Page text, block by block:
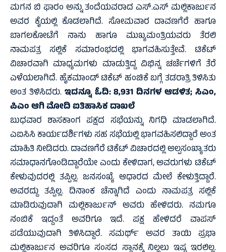
ಮಗನ ಬಿ ಫಾರಂ ಅನ್ನು ತಂದೆಯವರಾದ ಎಸ್.ಎಸ್ ಮಲ್ಲಿಕಾರ್ಜುನ
ಅವರ ಕೈಯಲ್ಲಿ ಕೊಡಲಾಗಿದೆ. ಸೋಮವಾರ ದಾವಣಗೆರೆ ಹಾಗೂ
ಬಾಗಲಕೋಟೆಗೆ ನಾನು ಹಾಗೂ ಮುಖ್ಯಮಂತ್ರಿಯವರು ತೆರಲಿ
ನಾಮಪತ್ರ ಸಲ್ಲಿಕೆ ಸಮಾರಂಭದಲ್ಲಿ ಭಾಗವಹಿಸುತ್ತೇವೆ. ಟಿಕೆಟ್
ವಿಚಾರವಾಗಿ ಮಾಧ್ಯಮಗಳು ಮಾಡುತ್ತಿದ್ದ ವಿಭಿನ್ನ ಚರ್ಚೆಗಳಿಗೆ ತೆರೆ
ಎಳೆಯಲಾಗಿದೆ. ಹೈಕಮಾಂಡ್ ಟಿಕೆಟ್ ಹಂಚಿಕೆ ಬಗ್ಗೆ ತಡರಾತ್ರಿ ತಿಳಿಸಿತು
ಅಂತ ತಿಳಿಸಿದರು. ಇದನ್ನೂ ಓದಿ:8,931 ದಿನಗಳ ಆಡಳಿತ; ಸಿಎಂ,
ಪಿಎಂ ಆಗಿ ಮೋದಿ ಐತಿಹಾಸಿಕ ದಾಖಲೆ
ಬುಧವಾರ ಶಾಸಕಾಂಗ ಪಕ್ಷದ ಸಭೆಯನ್ನು ನಿಗಧಿ ಮಾಡಲಾಗಿದೆ.
ಎಐಸಿಸಿ ಕಾರ್ಯದರ್ಶಿಗಳು ಸಹ ಸಭೆಯಲ್ಲಿ ಭಾಗವಹಿಸಲಿದ್ದಾರೆ ಅಂತ
ಮಾಹಿತಿ ನೀಡಿದರು. ದಾವಣಗೆರೆ ಟಿಕೆಟ್ ವಿಚಾರದಲ್ಲಿ ಅಲ್ಪಸಂಖ್ಯಾತರು
ಸಮಾಧಾನಗೊಂಡಿದ್ದಾರೆಯೇ ಎಂದು ಕೇಳಿದಾಗ, ಅವರುಗಳು ಟಿಕೆಟ್
ಕೇಳುವುದರಲ್ಲಿ ತಪ್ಪಿಲ್ಲ. ಜನಸಂಖ್ಯೆ ಆಧಾರದ ಮೇಲೆ ಕೇಳುತ್ತಿದ್ದಾರೆ.
ಅವರದ್ದು ತಪ್ಪಿಲ್ಲ. ದಿನಾಂಕ ಚೆನ್ನಾಗಿದೆ ಎಂದು ನಾಮಪತ್ರ ಸಲ್ಲಿಕೆ
ಮಾಡಿರುವುದಾಗಿ ಮಲ್ಲಿಕಾರ್ಜುನ್ ಅವರು ಹೇಳಿದರು. ನಮಗೂ
ನಂಬಿಕೆ ಇದ್ದಂತೆ ಅವರಿಗೂ ಇದೆ. ಪಕ್ಷ ಹೇಳಿದರೆ ವಾಪಸ್
ಪಡೆಯುವುದಾಗಿ ತಿಳಿಸಿದ್ದಾರೆ. ಸಮರ್ಥ್ ಅವರ ತಾಯಿ ಪ್ರಭಾ
ಮಲ್ಲಿಕಾರ್ಜುನ ಅವರಿಗೂ ಸಂಸದ ಸ್ಥಾನಕ್ಕೆ ನಿಲ್ಲಲು ಇಷ್ಟ ಇರಲಿಲ್ಲ.